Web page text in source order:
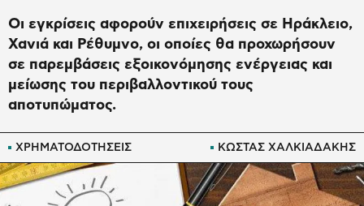
ΧΡΗΜΑΤΟΔΟΤΗΣΕΙΣ ΚΩΣΤΑΣ ΧΑΛΚΙΑΔΑΚΗΣ
Οι εγκρίσεις αφορούν επιχειρήσεις σε Ηράκλειο,
Χανιά και Ρέθυμνο, οι οποίες θα προχωρήσουν
σε παρεμβάσεις εξοικονόμησης ενέργειας και
μείωσης του περιβαλλοντικού τους
αποτυπώματος.